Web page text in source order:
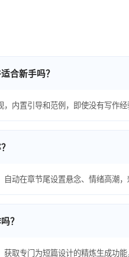
合新手吗？
内置引导和范例，即使没有写作经
动在章节尾设置悬念、情绪高潮，
？
获取专门为短篇设计的精炼生成功能